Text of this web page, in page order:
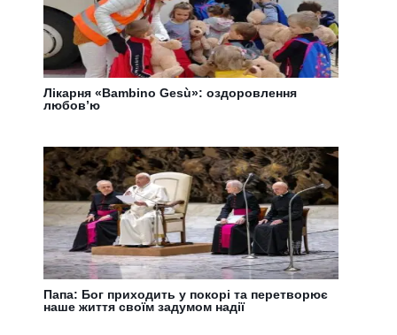
Лікарня «Bаmbino Gesù»: оздоровлення
любов’ю
Папа: Бог приходить у покорі та перетворює
наше життя своїм задумом надії